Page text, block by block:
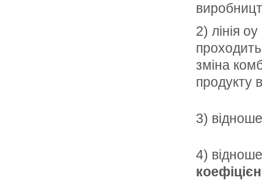
2) лінія
зміна
продукту
3)
4)